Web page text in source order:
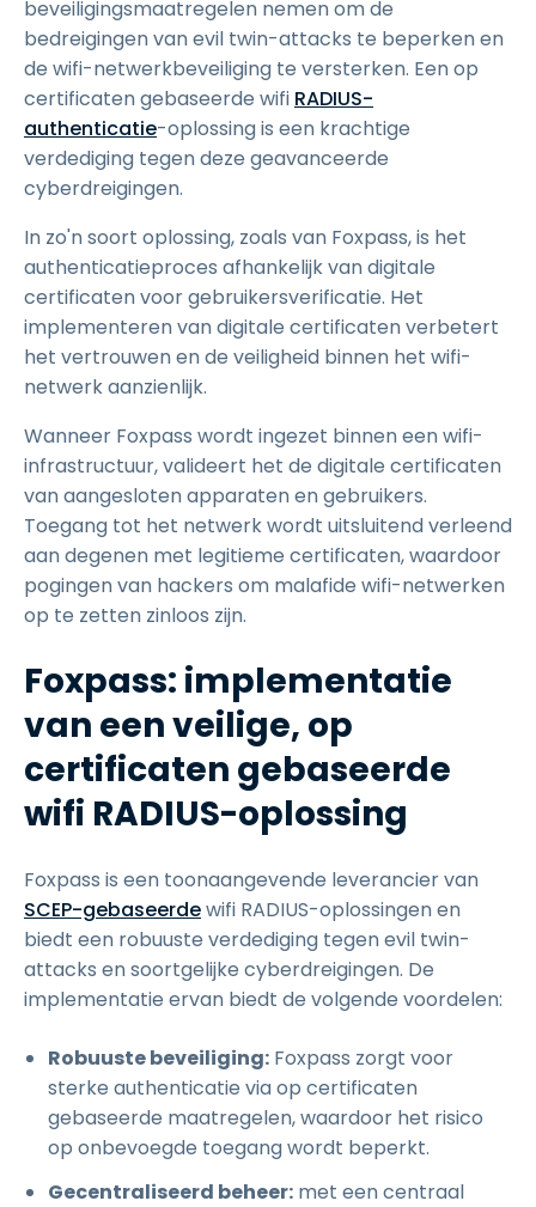
beveiligingsmaatregelen nemen om de
bedreigingen van evil twin-attacks te beperken en
de wifi-netwerkbeveiliging te versterken. Een op
certificaten gebaseerde wifi RADIUS-
authenticatie-oplossing is een krachtige
verdediging tegen deze geavanceerde
cyberdreigingen.
In zo'n soort oplossing, zoals van Foxpass, is het
authenticatieproces afhankelijk van digitale
certificaten voor gebruikersverificatie. Het
implementeren van digitale certificaten verbetert
het vertrouwen en de veiligheid binnen het wifi-
netwerk aanzienlijk.
Wanneer Foxpass wordt ingezet binnen een wifi-
infrastructuur, valideert het de digitale certificaten
van aangesloten apparaten en gebruikers.
Toegang tot het netwerk wordt uitsluitend verleend
aan degenen met legitieme certificaten, waardoor
pogingen van hackers om malafide wifi-netwerken
op te zetten zinloos zijn.
Foxpass: implementatie
van een veilige, op
certificaten gebaseerde
wifi RADIUS-oplossing
Foxpass is een toonaangevende leverancier van
SCEP-gebaseerdewifi RADIUS-oplossingen en
biedt een robuuste verdediging tegen evil twin-
attacks en soortgelijke cyberdreigingen. De
implementatie ervan biedt de volgende voordelen:
Robuuste beveiliging: Foxpass zorgt voor
sterke authenticatie via op certificaten
gebaseerde maatregelen, waardoor het risico
op onbevoegde toegang wordt beperkt.
Gecentraliseerd beheer: met een centraal